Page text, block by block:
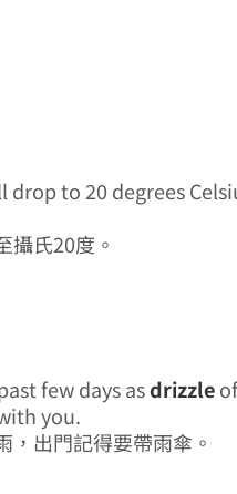
to 20 degrees
攝氏20度。
few days asdrizzle
you.
出門記得要帶雨傘。